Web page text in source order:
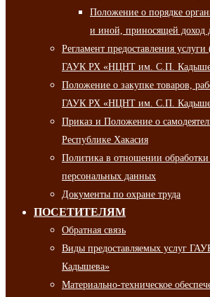
Положение о порядке
и иной, приносящей доход
Регламент предоставления
ГАУК РХ «НЦНТ им. С.П.
Положение о закупке товаров,
ГАУК РХ «НЦНТ им. С.П.
Приказ и Положение о
Республике Хакасия
Политика в отношении
персональных данных
Документы по охране труда
ПОСЕТИТЕЛЯМ
Обратная связь
Виды предоставляемых услуг
Кадышева»
Материально-техническое